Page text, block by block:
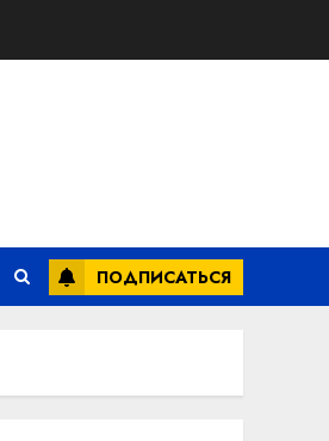
ПОДПИСАТЬСЯ